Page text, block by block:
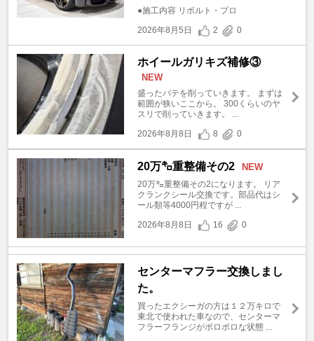
●施工内容 リボルト・プロ
2026年8月5日
2 0
ホイールガリキズ補修③
NEW
盛ったパテを削っていきます。 まずは
範囲が狭いここから。 300くらいのヤ
スリで削っていきます。 ...
2026年8月8日
8 0
20万㌔重整備その2 NEW
20万㌔重整備その2になります。 リア
クランクシール交換です。部品代はシ
ール類等4000円程ですが ...
2026年8月8日
16 0
センターマフラー交換しまし
た。
買ったエクシーガの方は１２万キロで
東北で使われた車なので、センターマ
フラーフランジがボロボロな状態 ...